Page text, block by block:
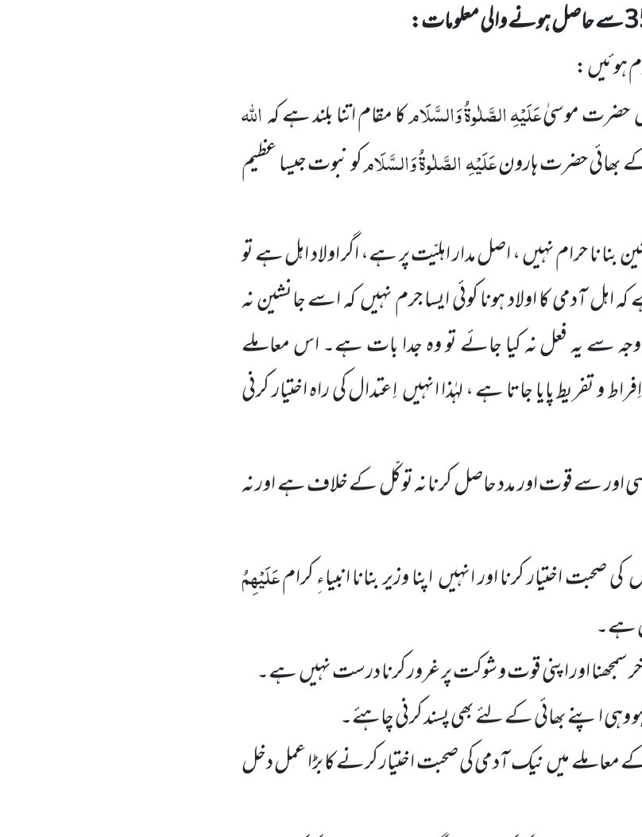
سے حاصل ہونے والی معلومات:
ہوئیں :
حضرت موسیٰعَلَیْہِالصَّلٰوۃُ وَالسَّلَامکا مقام اتنا بلند ہے کہاللہ
بھائی حضرت ہارونعَلَیْہِالصَّلٰوۃُ وَالسَّلَامکو نبوت جیسا عظیم
بنا نا حرام نہیں ، اصل مدار اہلیّت پر ہے، اگر اولاد اہل ہے تو
کہ اہل آدمی کا اولاد ہونا کوئی ایسا جرم نہیںکہ اسے جانشین نہ
سے یہ فعل نہ کیا جائے تو وہ جدابات ہے۔ اس معاملے
و تفریط پایا جاتا ہے ، لہٰذا انہیںاِعتدال کی راہ اختیار کرنی
اور سے قوت اور مدد حاصل کرنا نہ توکّل کے خلاف ہے اور نہ
کی صحبت اختیار کرنا اور انہیںاپنا وزیر بنانا انبیاءِ کرامعَلَیْہِمُ
ہے۔
اور اپنی قوت و شوکت پر غرور کرنا درست نہیںہے۔
وہی اپنے بھائی کے لئے بھی پسند کرنی چاہئے۔
معاملے میںنیک آدمی کی صحبت اختیار کرنے کا بڑا عمل دخل